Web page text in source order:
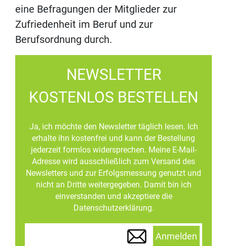
eine Befragungen der Mitglieder zur
Zufriedenheit im Beruf und zur
Berufsordnung durch.
NEWSLETTER
KOSTENLOS BESTELLEN
Ja, ich möchte den Newsletter täglich lesen. Ich
erhalte ihn kostenfrei und kann der Bestellung
jederzeit formlos widersprechen. Meine E-Mail-
Adresse wird ausschließlich zum Versand des
Newsletters und zur Erfolgsmessung genutzt und
nicht an Dritte weitergegeben. Damit bin ich
einverstanden und akzeptiere die
Datenschutzerklärung.
Anmelden